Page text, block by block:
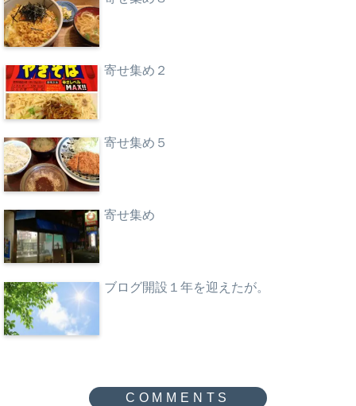
寄せ集め２
寄せ集め５
寄せ集め
ブログ開設１年を迎えたが。